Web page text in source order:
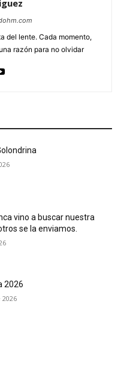
del lente. Cada momento,
razón para no olvidar
vino a buscar nuestra
se la enviamos.
2026